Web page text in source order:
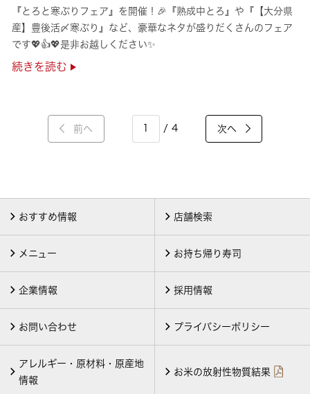
『とろと寒ぶりフェア』を開催！🎉『熟成中とろ』や『【大分県
産】豊後活〆寒ぶり』など、豪華なネタが盛りだくさんのフェア
です💖👍💖是非お越しください✨
続きを読む
前へ / 4 次へ
おすすめ情報 店舗検索
メニュー お持ち帰り寿司
企業情報 採用情報
お問い合わせ プライバシーポリシー
アレルギー・原材料・原産地
情報
お米の放射性物質結果